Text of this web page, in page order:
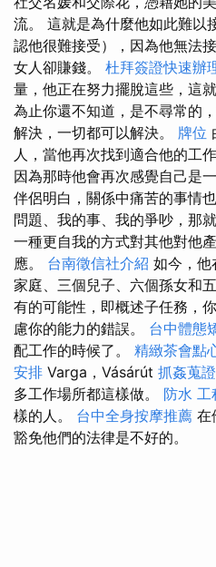
流。 這就是為什麼他如此難以
認他很難接受），因為他無法
女人卻賺錢。 杜拜簽證快速辦
量，他正在努力擺脫這些，這
為止你還不知道，是不尋常的
解決，一切都可以解決。 牌位
人，當他再次找到適合他的工
因為那時他會再次感覺自己是
伴侶明白，關係中痛苦的事情
問題、我的事、我的爭吵，那
一種更自我的方式對其他對他
應。 台南徵信社介紹 如今，他
家庭、三個兒子、六個孫女和
有的可能性，即概述子任務，
慮你的能力的錯誤。 台中體態
配工作的時候了。 精緻茶會點
安排 Varga，Vásárút 抓姦蒐
多工作場所都這樣做。 防水 工
樣的人。 台中全身按摩推薦 在
豁免他們的法律是不好的。